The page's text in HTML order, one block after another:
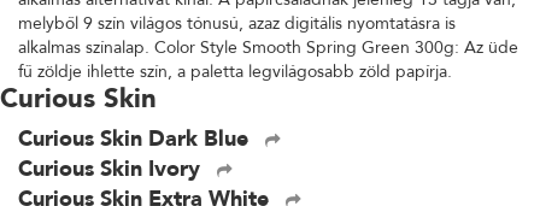
melyből 9 szín világos tónusú, azaz digitális nyomtatásra is
alkalmas színalap. Color Style Smooth Spring Green 300g: Az üde
fű zöldje ihlette szín, a paletta legvilágosabb zöld papírja.
Curious Skin
Curious Skin Dark Blue
Curious Skin Ivory
Curious Skin Extra White